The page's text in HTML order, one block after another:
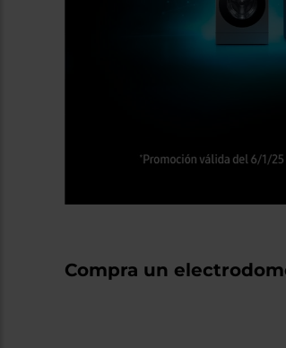
Compra un